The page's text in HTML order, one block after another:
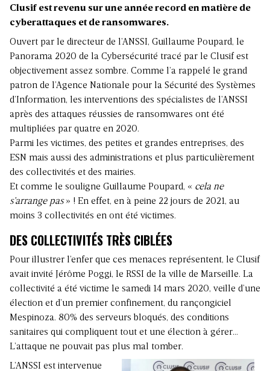
Clusif est revenu sur une année record en matière de
cyberattaques et de ransomwares.
Ouvert par le directeur de l’ANSSI, Guillaume Poupard, le
Panorama 2020 de la Cybersécurité tracé par le Clusif est
objectivement assez sombre. Comme l’a rappelé le grand
patron de l’Agence Nationale pour la Sécurité des Systèmes
d’Information, les interventions des spécialistes de l’ANSSI
après des attaques réussies de ransomwares ont été
multipliées par quatre en 2020.
Parmi les victimes, des petites et grandes entreprises, des
ESN mais aussi des administrations et plus particulièrement
des collectivités et des mairies.
Et comme le souligne Guillaume Poupard, « cela ne
s’arrange pas» ! En effet, en à peine 22 jours de 2021, au
moins 3 collectivités en ont été victimes.
DES COLLECTIVITÉS TRÈS CIBLÉES
Pour illustrer l’enfer que ces menaces représentent, le Clusif
avait invité Jérôme Poggi, le RSSI de la ville de Marseille. La
collectivité a été victime le samedi 14 mars 2020, veille d’une
élection et d’un premier confinement, du rançongiciel
Mespinoza. 80% des serveurs bloqués, des conditions
sanitaires qui compliquent tout et une élection à gérer…
L’attaque ne pouvait pas plus mal tomber.
L’ANSSI est intervenue